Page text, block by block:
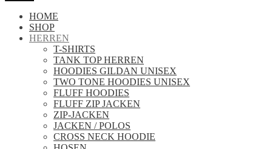
HOME
SHOP
HERREN
T-SHIRTS
TANK TOP HERREN
HOODIES GILDAN UNISEX
TWO TONE HOODIES UNISEX
FLUFF HOODIES
FLUFF ZIP JACKEN
ZIP-JACKEN
JACKEN / POLOS
CROSS NECK HOODIE